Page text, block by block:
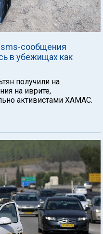
сообщения
в убежищах как
получили на
на иврите,
активистами ХАМАС.